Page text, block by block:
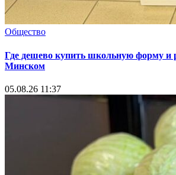
Общество
Где дешево купить школьную форму и
Минском
05.08.26 11:37